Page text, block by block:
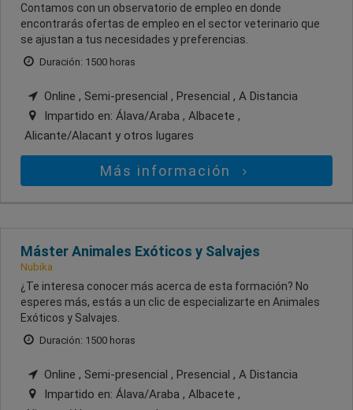
Contamos con un observatorio de empleo en donde
encontrarás ofertas de empleo en el sector veterinario que
se ajustan a tus necesidades y preferencias.
Duración: 1500 horas
Online , Semi-presencial , Presencial , A Distancia
Impartido en: Álava/Araba , Albacete ,
Alicante/Alacant y otros lugares
Más información
Máster Animales Exóticos y Salvajes
Nubika
¿Te interesa conocer más acerca de esta formación? No
esperes más, estás a un clic de especializarte en Animales
Exóticos y Salvajes.
Duración: 1500 horas
Online , Semi-presencial , Presencial , A Distancia
Impartido en: Álava/Araba , Albacete ,